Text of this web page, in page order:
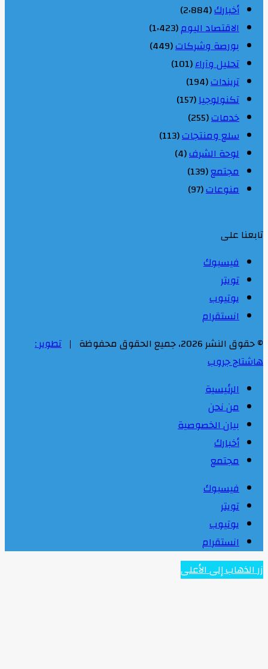
أخبارك(2٬884)
الاقتصاد اليوم(1٬423)
بورصة وشركات(449)
تحليل وآراء(101)
تريندات(194)
تكنولوجيا(157)
خدمات(255)
سلع ومنتجات(113)
لوحة الشرف(4)
مجتمع(139)
منوعات(97)
تابعنا على
فيسبوك
تويتر
يوتيوب
انستقرام
© حقوق النشر 2026، جميع الحقوق محفوظة |
تطوير :
هاشتاج جروب
الرئيسية
من نحن
بيان الخصوصية
أخبارك
مجتمع
فيسبوك
تويتر
يوتيوب
انستقرام
زر الذهاب إلى الأعلى